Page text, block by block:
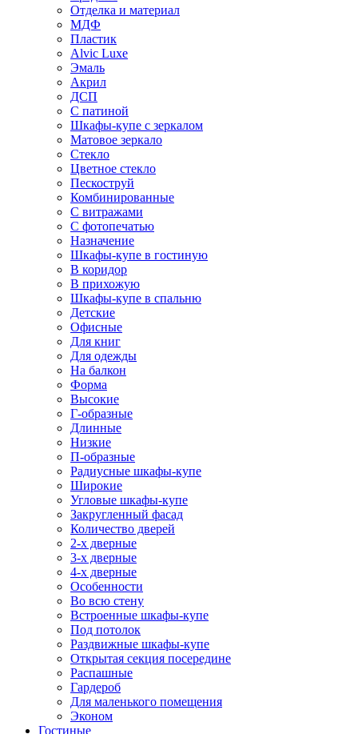
Отделка и материал
МДФ
Пластик
Alvic Luxe
Эмаль
Акрил
ДСП
С патиной
Шкафы-купе с зеркалом
Матовое зеркало
Стекло
Цветное стекло
Пескоструй
Комбинированные
С витражами
С фотопечатью
Назначение
Шкафы-купе в гостиную
В коридор
В прихожую
Шкафы-купе в спальню
Детские
Офисные
Для книг
Для одежды
На балкон
Форма
Высокие
Г-образные
Длинные
Низкие
П-образные
Радиусные шкафы-купе
Широкие
Угловые шкафы-купе
Закругленный фасад
Количество дверей
2-х дверные
3-х дверные
4-х дверные
Особенности
Во всю стену
Встроенные шкафы-купе
Под потолок
Раздвижные шкафы-купе
Открытая секция посередине
Распашные
Гардероб
Для маленького помещения
Эконом
Гостиные